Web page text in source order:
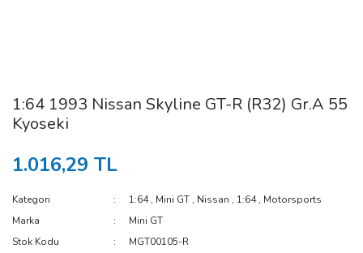
1:64 1993 Nissan Skyline GT-R (R32) Gr.A 55
Kyoseki
1.016,29 TL
Kategori 1:64, Mini GT , Nissan , 1:64, Motorsports
Marka
Mini GT
Stok Kodu
MGT00105-R